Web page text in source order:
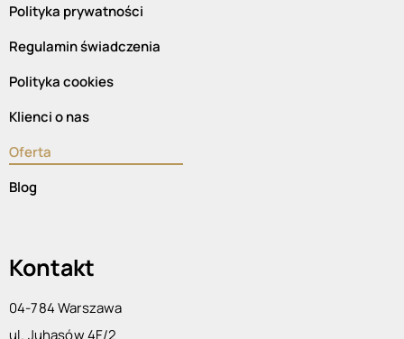
Polityka prywatności
Regulamin świadczenia
Polityka cookies
Klienci o nas
Oferta
Blog
Kontakt
04-784 Warszawa